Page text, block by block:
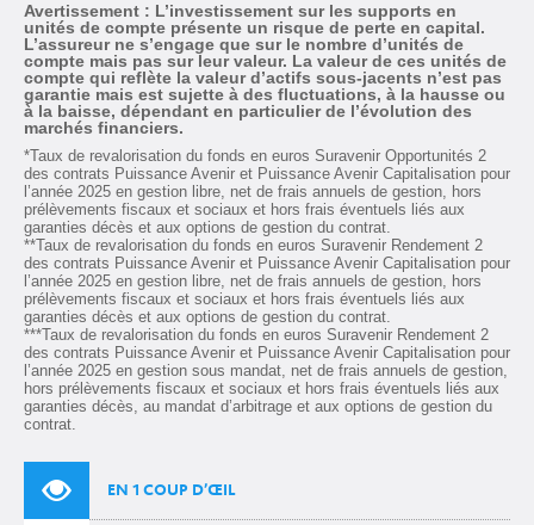
Avertissement : L’investissement sur les supports en
unités de compte présente un risque de perte en capital.
L’assureur ne s’engage que sur le nombre d’unités de
compte mais pas sur leur valeur. La valeur de ces unités de
compte qui reflète la valeur d’actifs sous-jacents n’est pas
garantie mais est sujette à des fluctuations, à la hausse ou
à la baisse, dépendant en particulier de l’évolution des
marchés financiers.
*Taux de revalorisation du fonds en euros Suravenir Opportunités 2
des contrats Puissance Avenir et Puissance Avenir Capitalisation pour
l’année 2025 en gestion libre, net de frais annuels de gestion, hors
prélèvements fiscaux et sociaux et hors frais éventuels liés aux
garanties décès et aux options de gestion du contrat.
**Taux de revalorisation du fonds en euros Suravenir Rendement 2
des contrats Puissance Avenir et Puissance Avenir Capitalisation pour
l’année 2025 en gestion libre, net de frais annuels de gestion, hors
prélèvements fiscaux et sociaux et hors frais éventuels liés aux
garanties décès et aux options de gestion du contrat.
***Taux de revalorisation du fonds en euros Suravenir Rendement 2
des contrats Puissance Avenir et Puissance Avenir Capitalisation pour
l’année 2025 en gestion sous mandat, net de frais annuels de gestion,
hors prélèvements fiscaux et sociaux et hors frais éventuels liés aux
garanties décès, au mandat d’arbitrage et aux options de gestion du
contrat.
EN 1 COUP D’ŒIL